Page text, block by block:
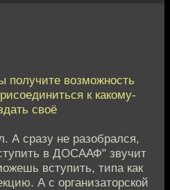
получите возможность
к какому-
своё
А сразу не разобрался,
в ДОСААФ" звучит
вступить, типа как
А с организаторской